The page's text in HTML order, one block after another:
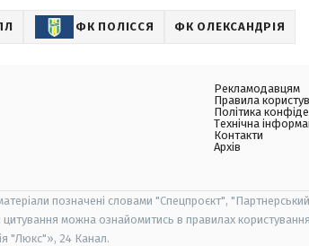
ФК ПОЛІССЯ ФК ОЛЕКСАНДРІЯ
Рекламодавцям
Правила
Політика
Технічна
Контакти
Архів
позначені словами "Спецпроєкт",
можна ознайомитись в правилах
"Люкс"», 24 Канал.